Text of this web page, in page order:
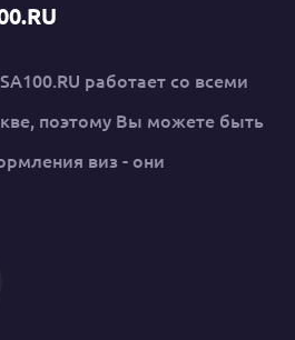
работает со всеми
поэтому Вы можете быть
виз - они